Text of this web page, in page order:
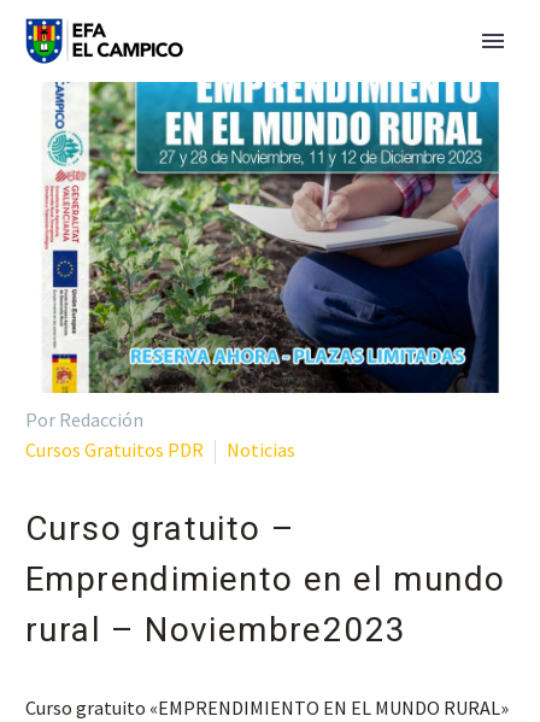
Por Redacción
Cursos Gratuitos PDR
Noticias
Curso gratuito –
Emprendimiento en el mundo
rural – Noviembre2023
Curso gratuito «EMPRENDIMIENTO EN EL MUNDO RURAL»